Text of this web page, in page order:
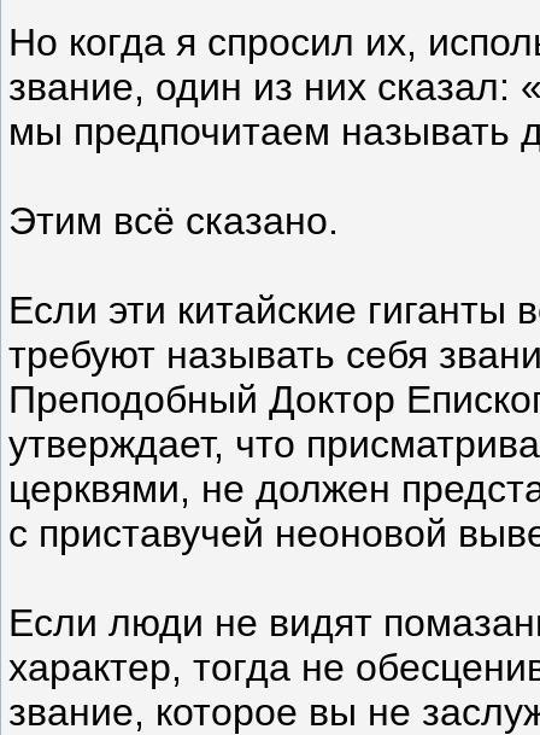
Но когда я спросил их,
звание, один из них
мы предпочитаем называть
Этим всё сказано.
Если эти китайские
требуют называть себя
Преподобный Доктор
утверждает, что
церквями, не должен
с приставучей неоновой
Если люди не видят
характер, тогда не
звание, которое вы не